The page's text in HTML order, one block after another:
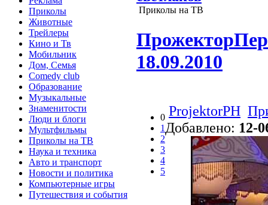
Приколы
Животные
Трейлеры
Кино и Тв
Мобильник
Дом, Семья
Comedy club
Образование
Музыкальные
Знаменитости
Люди и блоги
Мультфильмы
Приколы на ТВ
Наука и техника
Авто и транспорт
Новости и политика
Компьютерные игры
Путешествия и события
Приколы на ТВ
18.09.2010
0
1
2
3
4
5
ProjektorPH
Добавлено: 12-